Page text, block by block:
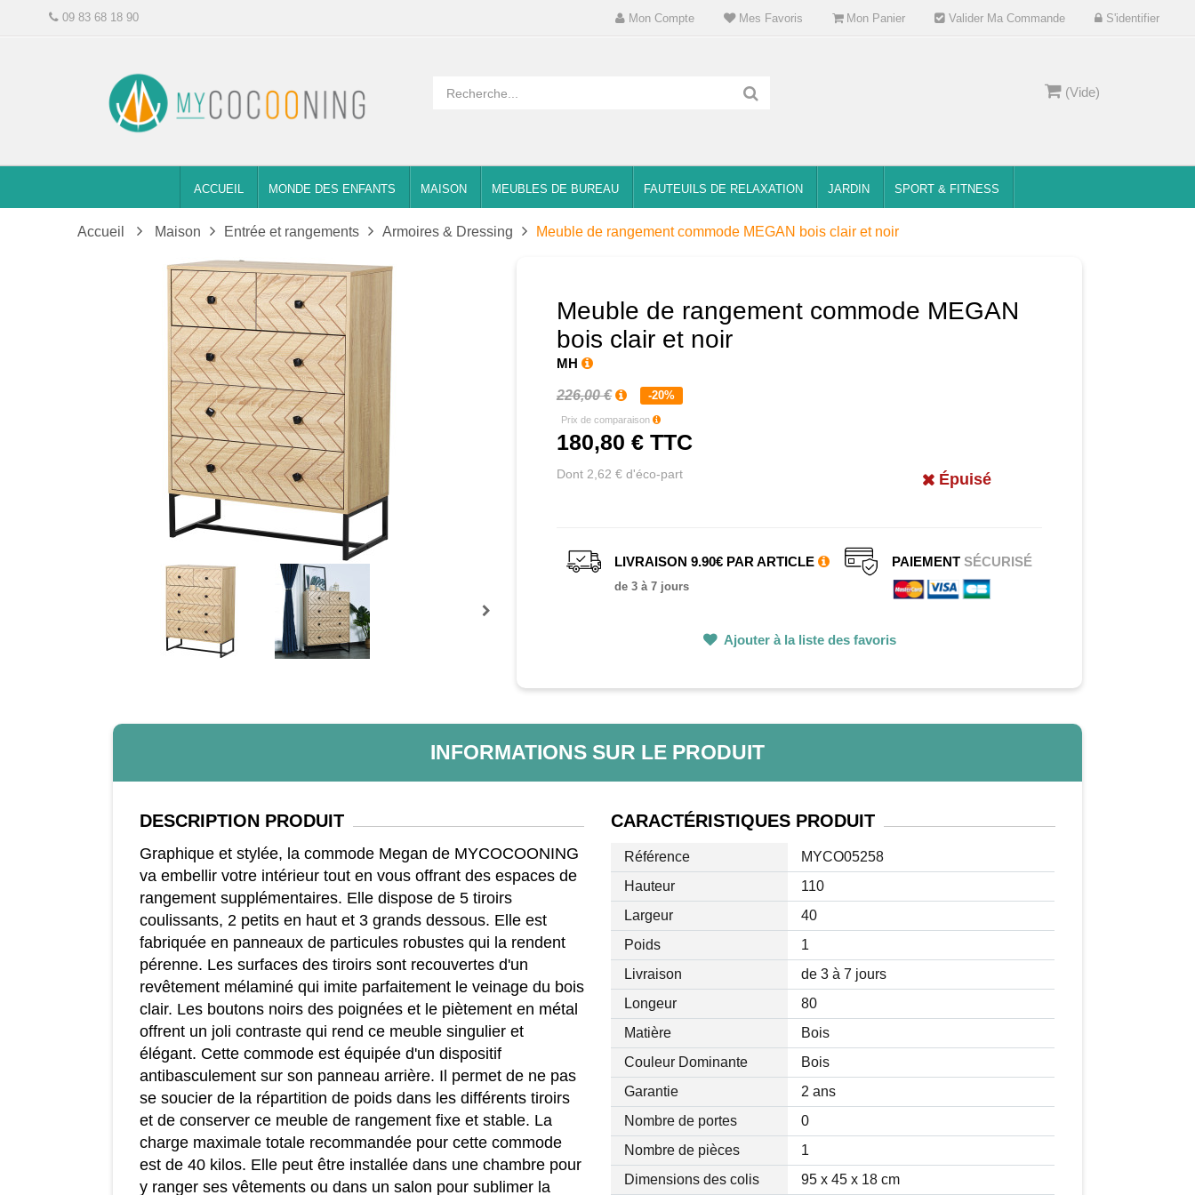
Mon Compte Mes Favoris Mon Panier Valider Ma Commande S'identifier
09 83 68 18 90
(Vide)
ACCUEIL MONDE DES ENFANTS MAISON MEUBLES DE BUREAU FAUTEUILS DE RELAXATION JARDIN SPORT & FITNESS
Accueil Maison Entrée et rangements Armoires & Dressing Meuble de rangement commode MEGAN bois clair et noir
Meuble de rangement commode MEGAN
bois clair et noir
MH
226,00 € -20%
Prix de comparaison
180,80 € TTC
Dont 2,62 € d'éco-part Épuisé
LIVRAISON 9.90€ PAR ARTICLE
de 3 à 7 jours
PAIEMENTSÉCURISÉ
Ajouter à la liste des favoris
INFORMATIONS SUR LE PRODUIT
DESCRIPTIONPRODUIT
Graphique et stylée, la commode Megan de MYCOCOONING
va embellir votre intérieur tout en vous offrant des espaces de
rangement supplémentaires. Elle dispose de 5 tiroirs
coulissants, 2 petits en haut et 3 grands dessous. Elle est
fabriquée en panneaux de particules robustes qui la rendent
pérenne. Les surfaces des tiroirs sont recouvertes d'un
revêtement mélaminé qui imite parfaitement le veinage du bois
clair. Les boutons noirs des poignées et le piètement en métal
offrent un joli contraste qui rend ce meuble singulier et
élégant. Cette commode est équipée d'un dispositif
antibasculement sur son panneau arrière. Il permet de ne pas
se soucier de la répartition de poids dans les différents tiroirs
et de conserver ce meuble de rangement fixe et stable. La
charge maximale totale recommandée pour cette commode
est de 40 kilos. Elle peut être installée dans une chambre pour
y ranger ses vêtements ou dans un salon pour sublimer la
CARACTÉRISTIQUESPRODUIT
Référence
MYCO05258
Hauteur
110
Largeur
40
Poids
1
Livraison
de 3 à 7 jours
Longeur
80
Matière
Bois
Couleur Dominante
Bois
Garantie
2 ans
Nombre de portes
0
Nombre de pièces
1
Dimensions des colis
95 x 45 x 18 cm